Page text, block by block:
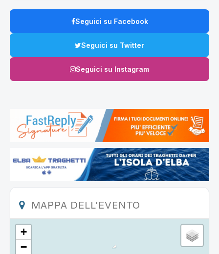
Seguici su Facebook
Seguici su Twitter
Seguici su Instagram
MAPPA DELL'EVENTO
+
−